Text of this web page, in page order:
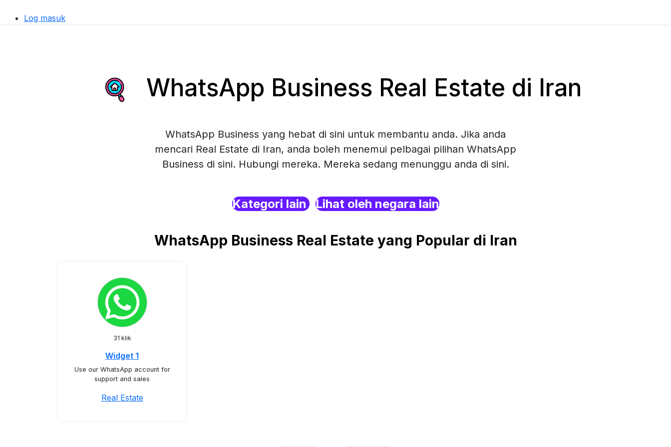
Log masuk
WhatsApp Business Real Estate di Iran
WhatsApp Business yang hebat di sini untuk membantu anda. Jika anda
mencari Real Estate di Iran, anda boleh menemui pelbagai pilihan WhatsApp
Business di sini. Hubungi mereka. Mereka sedang menunggu anda di sini.
Kategori lain Lihat oleh negara lain
WhatsApp Business Real Estate yang Popular di Iran
31 klik
Widget 1
Use our WhatsApp account for
support and sales
Real Estate